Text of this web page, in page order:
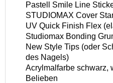
Pastell Smile Line
STUDIOMAX Cover
UV Quick Finish Flex
Studiomax Bonding
New Style Tips (oder
des Nagels)
Acrylmalfarbe schwarz,
Belieben